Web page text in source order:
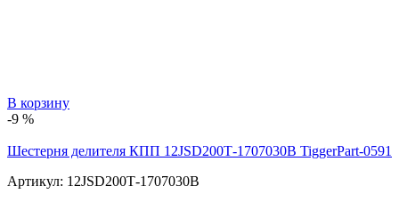
В корзину
-9 %
Шестерня делителя КПП 12JSD200Т-1707030B TiggerPart-0591
Артикул: 12JSD200Т-1707030B